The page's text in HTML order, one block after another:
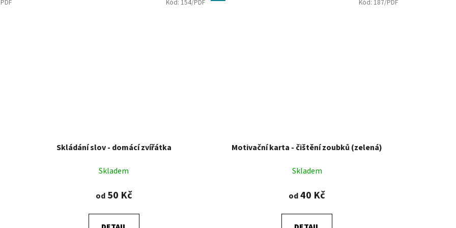
Skládání slov - domácí zvířátka
Skladem
od50 Kč
Kód: 154/PDF
Motivační karta - čištění zoubků (zelená)
Skladem
od40 Kč
Kód: 187/PDF